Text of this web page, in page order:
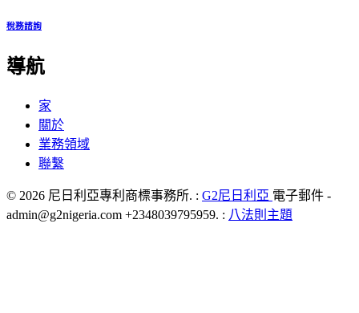
稅務諮詢
導航
家
關於
業務領域
聯繫
© 2026 尼日利亞專利商標事務所. : G2尼日利亞 電子郵件 -
admin@g2nigeria.com +2348039795959. : 八法則主題